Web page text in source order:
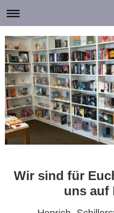
Wir sind für
uns auf